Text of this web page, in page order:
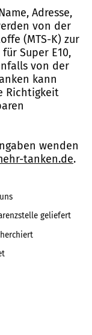
Adresse,
von der
(MTS-K) zur
Super E10,
von der
kann
Richtigkeit
wenden
tanken.de.
geliefert